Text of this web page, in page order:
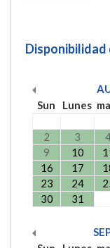
Disponibilidad
Sun
Lunes
2
3
9
10
16
17
23
24
30
31